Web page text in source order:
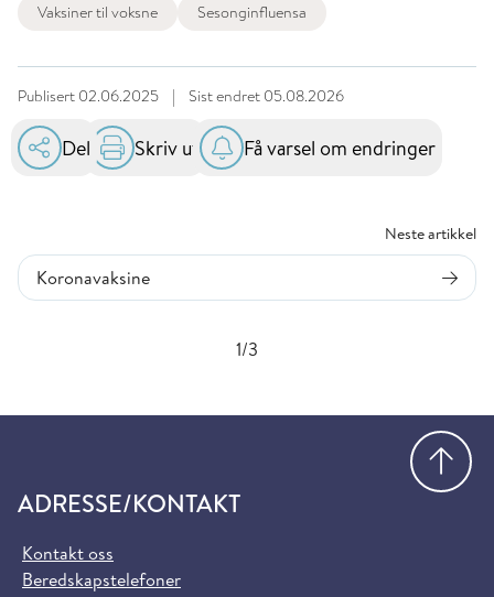
Vaksiner til voksne Sesonginfluensa
Publisert 02.06.2025 | Sist endret 05.08.2026
Del Skriv ut Få varsel om endringer
1/3
Neste artikkel
Koronavaksine
ADRESSE/KONTAKT
Kontakt oss
Beredskapstelefoner